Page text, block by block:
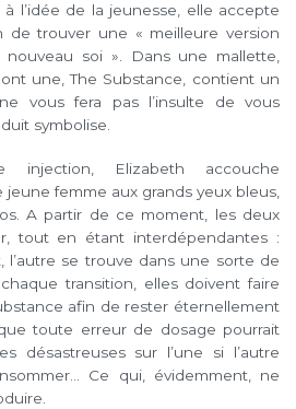
l’idée de la jeunesse, elle accepte
de trouver une « meilleure version
soi ». Dans une mallette,
une, The Substance, contient un
vous fera pas l’insulte de vous
symbolise.
injection, Elizabeth accouche
jeune femme aux grands yeux bleus,
A partir de ce moment, les deux
tout en étant interdépendantes :
l’autre se trouve dans une sorte de
transition, elles doivent faire
afin de rester éternellement
toute erreur de dosage pourrait
désastreuses sur l’une si l’autre
Ce qui, évidemment, ne